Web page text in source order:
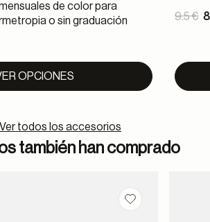
de color para
o sin graduación
OPCIONES
9.5 €
Ver todos los accesorios
también han comprado
Guardar en